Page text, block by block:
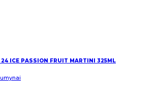
ICE PASSION FRUIT MARTINI 325ML